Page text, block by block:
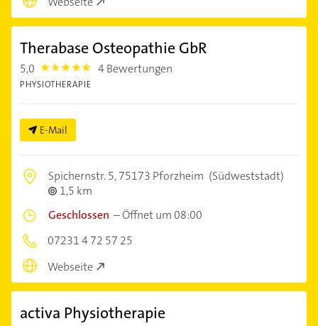
Therabase Osteopathie GbR
5,0 5.0 4 Bewertungen
PHYSIOTHERAPIE
E-Mail
Spichernstr. 5,75173 Pforzheim (Südweststadt)
1,5 km
Geschlossen –Öffnet um 08:00
07231 4 72 57 25
Webseite
activa Physiotherapie